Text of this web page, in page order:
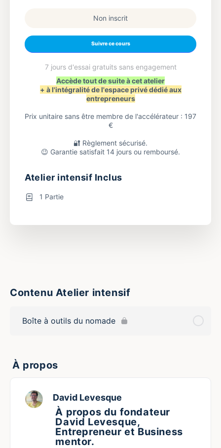
Contenu Atelier intensif
Boîte à outils du nomade
À propos
David Levesque
À propos du fondateur
David Levesque,
Entrepreneur et Business
mentor.
Non inscrit
Suivre ce cours
7 jours d'essai gratuits sans engagement
Accède tout de suite à cet atelier
+ à l'intégralité de l'espace privé dédié aux
entrepreneurs
Prix unitaire sans être membre de l'accélérateur : 197
€
🔐 Règlement sécurisé.
😉 Garantie satisfait 14 jours ou remboursé.
Atelier intensif Inclus
1 Partie